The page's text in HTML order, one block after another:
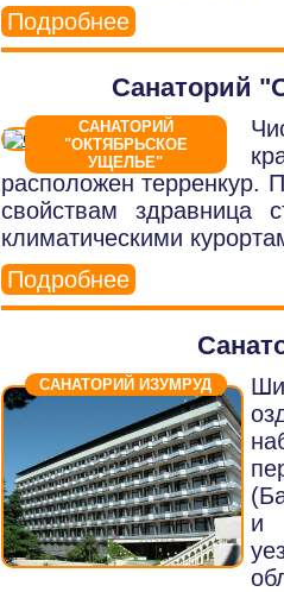
Подробнее
Санаторий
САНАТОРИЙ
"ОКТЯБРЬСКОЕ
УЩЕЛЬЕ"
расположен терренкур.
свойствам
климатическими
Подробнее
САНАТОРИЙ ИЗУМРУД
и